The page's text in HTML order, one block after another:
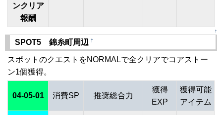
ンクリア
報酬
↑
SPOT5 錦糸町周辺 †
スポットのクエストをNORMALで全クリアでコアストー
ン1個獲得。
04-05-01 消費SP 推奨総合力
獲得
EXP
獲得可能
アイテム